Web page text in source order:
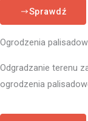
Sprawdź
Ogrodzenia
Odgradzanie terenu
ogrodzenia